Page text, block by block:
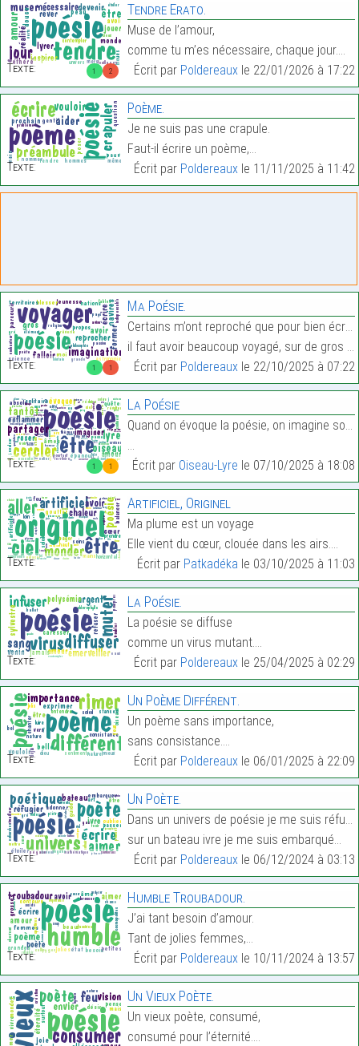
1 2
Texte:
Tendre Erato.
Muse de l’amour,
comme tu m’es nécessaire, chaque jour.…
Écrit par Poldereauxle 22/01/2026 à 17:22
Texte:
Poème.
Je ne suis pas une crapule.
Faut-il écrire un poème,…
Écrit par Poldereauxle 11/11/2025 à 11:42
1 1
Texte:
Ma Poésie.
Certains m’ont reproché que pour bien écrire
il faut avoir beaucoup voyagé, sur de gros navires…
Écrit par Poldereauxle 22/10/2025 à 07:22
1 1
Texte:
La Poésie
Quand on évoque la poésie, on imagine souvent des
…
Écrit par Oiseau-Lyre le 07/10/2025 à 18:08
Texte:
Artificiel, Originel
Ma plume est un voyage
Elle vient du cœur, clouée dans les airs.…
Écrit par Patkadéka le 03/10/2025 à 11:03
Texte:
La Poésie.
La poésie se diffuse
comme un virus mutant.…
Écrit par Poldereauxle 25/04/2025 à 02:29
Texte:
Un Poème Différent.
Un poème sans importance,
sans consistance.…
Écrit par Poldereauxle 06/01/2025 à 22:09
Texte:
Un Poète.
Dans un univers de poésie je me suis réfugié,
sur un bateau ivre je me suis embarqué…
Écrit par Poldereauxle 06/12/2024 à 03:13
Texte:
Humble Troubadour.
J’ai tant besoin d’amour.
Tant de jolies femmes,…
Écrit par Poldereauxle 10/11/2024 à 13:57
Un Vieux Poète.
Un vieux poète, consumé,
consumé pour l’éternité.…